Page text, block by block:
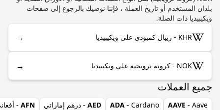
بلدان المستخدم أو تاريخ العملة ، فإننا نوصيك بالرجوع إلى صفحات
ويكيبيديا ذات الصلة.
KHR - رييال كمبودي على ويكيبيديا →
NOK - كرونة نرويجية على ويكيبيديا →
جميع العملات
AAVE - Aave
ADA - Cardano
AED - درهم إماراتي AFN
-